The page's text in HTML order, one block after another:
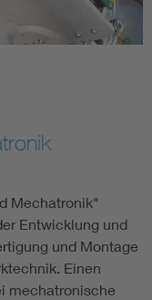
Mechatronik"
Entwicklung und
und Montage
Einen
mechatronische